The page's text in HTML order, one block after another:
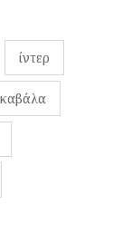
ίντερ
καβάλα